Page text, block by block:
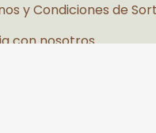
y Condiciones de
con nosotros